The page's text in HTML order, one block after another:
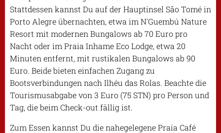
Stattdessen kannst Du auf der Hauptinsel São Tomé in
Porto Alegre übernachten, etwa im N'Guembú Nature
Resort mit modernen Bungalows ab 70 Euro pro
Nacht oder im Praia Inhame Eco Lodge, etwa 20
Minuten entfernt, mit rustikalen Bungalows ab 90
Euro. Beide bieten einfachen Zugang zu
Bootsverbindungen nach Ilhéu das Rolas. Beachte die
Tourismusabgabe von 3 Euro (75 STN) pro Person und
Tag, die beim Check-out fällig ist.
Zum Essen kannst Du die nahegelegene Praia Café